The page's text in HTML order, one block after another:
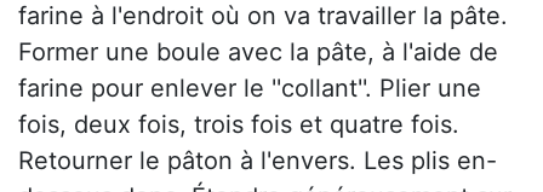
farine à l'endroit où on va travailler la pâte.
Former une boule avec la pâte, à l'aide de
farine pour enlever le ''collant''. Plier une
fois, deux fois, trois fois et quatre fois.
Retourner le pâton à l'envers. Les plis en-